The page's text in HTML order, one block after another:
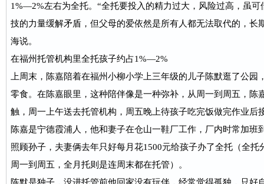
1%—2%左右为全托。“全托要投入的精力过大，风险过高，虽
技的力量缓解矛盾，但父母的爱依然是所有人都无法取代的，长
海说。
在福州托管机构里全托孩子约占1%—2%
上周末，陈嘉陪着在福州小柳小学上三年级的儿子陈默逛了公园
零食。在陈嘉眼里，这种陪伴像是一种弥补，从周一到周五，陈
触，周一上午送去托管机构，周五晚上待孩子吃完饭做完作业后
陈嘉是宁德霞浦人，他和妻子在仓山一鞋厂工作，厂内时常加班
照顾孙子，夫妻俩去年只好每月花1500元给孩子办了全托（全
周一到周五，全月托则是连周末都在托管）。